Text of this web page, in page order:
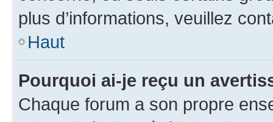
plus d’informations, veuillez
Haut
Pourquoi ai-je reçu un
Chaque forum a son propre